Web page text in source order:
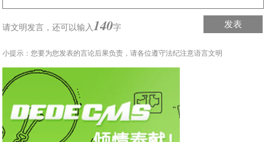
请文明发言，还可以输入140字 发表
小提示：您要为您发表的言论后果负责，请各位遵守法纪注意语言文明